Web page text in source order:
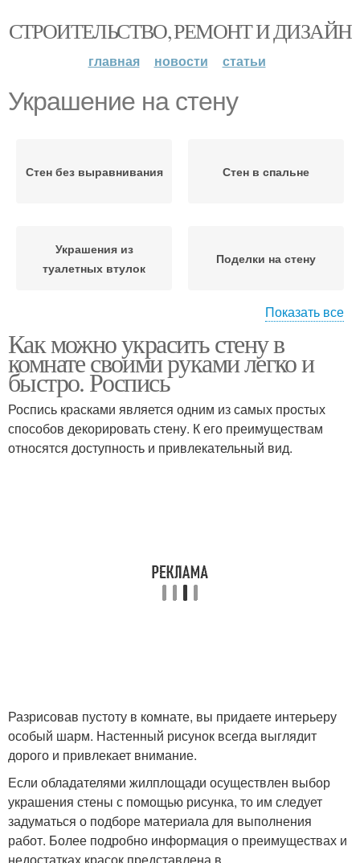
СТРОИТЕЛЬСТВО, РЕМОНТ И ДИЗАЙН
главная новости статьи
Украшение на стену
Стен без выравнивания Стен в спальне
Украшения из
туалетных втулок
Поделки на стену
Пустые стены Стен в квартире
Неровности на стенах Стен на новый год
Показать все
Как можно украсить стену в
комнате своими руками легко и
быстро. Роспись
Роспись красками является одним из самых простых
способов декорировать стену. К его преимуществам
относятся доступность и привлекательный вид.
Разрисовав пустоту в комнате, вы придаете интерьеру
особый шарм. Настенный рисунок всегда выглядит
дорого и привлекает внимание.
Если обладателями жилплощади осуществлен выбор
украшения стены с помощью рисунка, то им следует
задуматься о подборе материала для выполнения
работ. Более подробно информация о преимуществах и